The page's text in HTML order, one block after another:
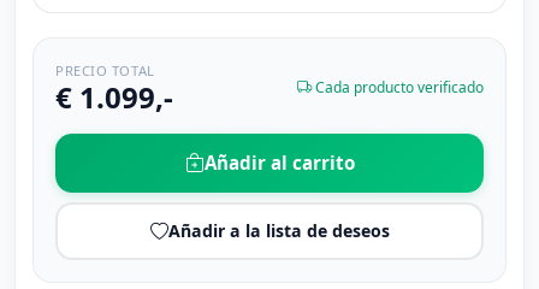
PRECIO TOTAL
€ 1.099,- Cada producto verificado
Añadir al carrito
Añadir a la lista de deseos